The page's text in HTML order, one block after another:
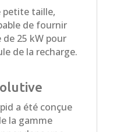
petite taille,
de fournir
de 25 kW pour
de la recharge.
a été conçue
la gamme